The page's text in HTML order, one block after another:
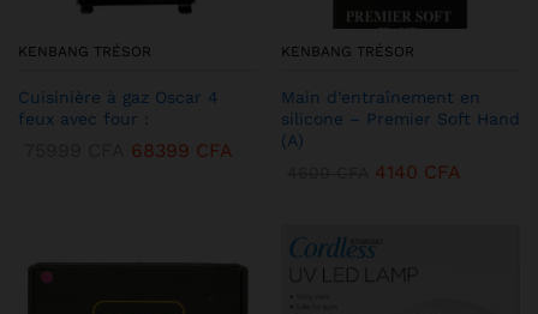
KENBANG TRÉSOR
Cuisinière à gaz Oscar 4
feux avec four :
68399 CFA
KENBANG TRÉSOR
Main d’entraînement en
silicone – Premier Soft Hand
(A)
4140 CFA